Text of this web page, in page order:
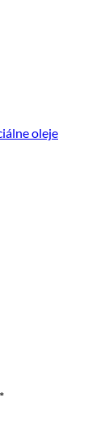
oleje
*Povinné